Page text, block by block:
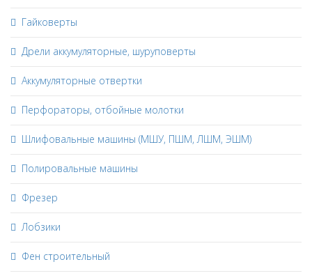
Гайковерты
Дрели аккумуляторные, шуруповерты
Аккумуляторные отвертки
Перфораторы, отбойные молотки
Шлифовальные машины (МШУ, ПШМ, ЛШМ, ЭШМ)
Полировальные машины
Фрезер
Лобзики
Фен строительный